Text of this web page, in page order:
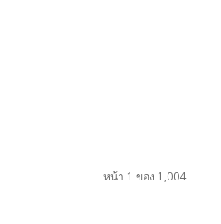
หน้า 1 ของ 1,004